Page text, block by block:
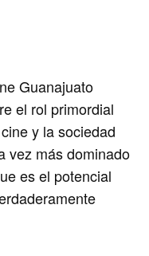
Guanajuato
el rol primordial
y la sociedad
vez más dominado
es el potencial